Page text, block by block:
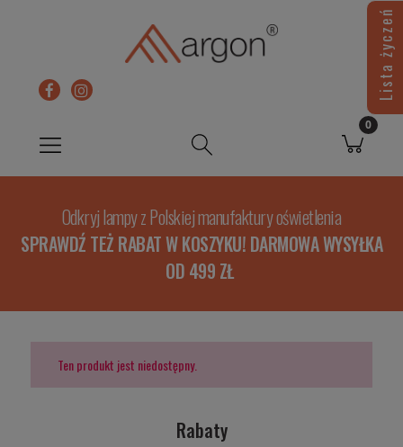
Odkryj lampy z Polskiej manufaktury oświetlenia
SPRAWDŹ TEŻ RABAT W KOSZYKU! DARMOWA WYSYŁKA
OD 499 ZŁ
Ten produkt jest niedostępny.
Rabaty
Lista życzeń